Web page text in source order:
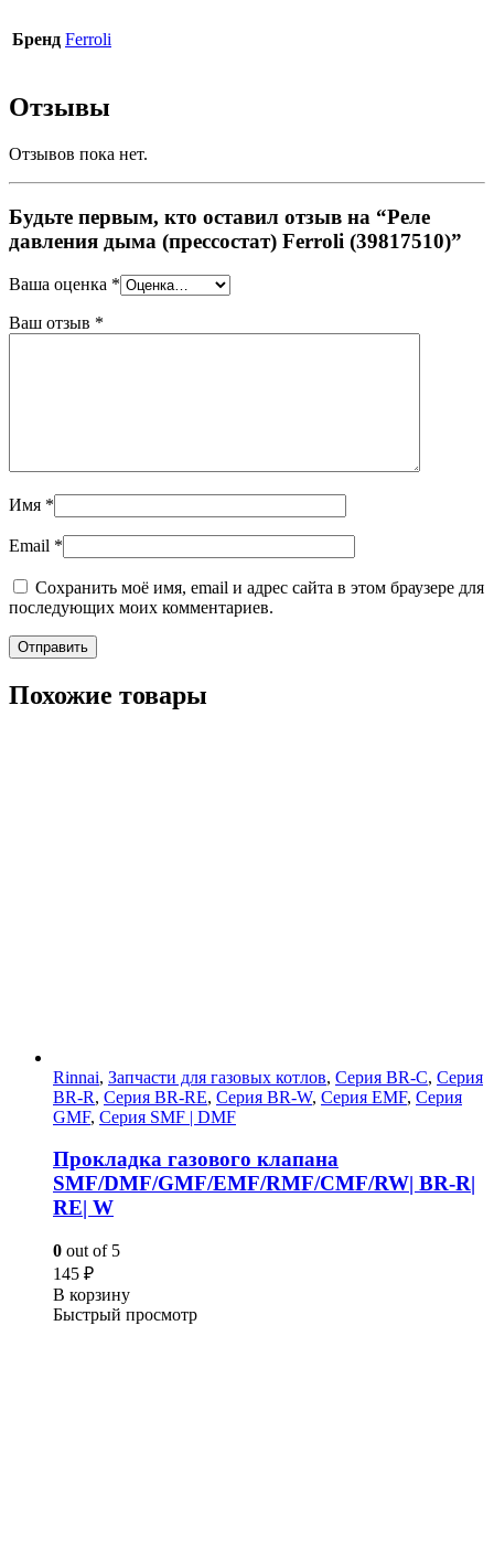
Бренд Ferroli
Отзывы
Отзывов пока нет.
Будьте первым, кто оставил отзыв на “Реле
давления дыма (прессостат) Ferroli (39817510)”
Ваша оценка *
Ваш отзыв *
Имя *
Email *
Сохранить моё имя, email и адрес сайта в этом браузере для
последующих моих комментариев.
Похожие товары
Rinnai, Запчасти для газовых котлов, Серия BR-C, Серия
BR-R, Серия BR-RE, Серия BR-W, Серия EMF, Серия
GMF, Серия SMF | DMF
Прокладка газового клапана
SMF/DMF/GMF/EMF/RMF/CMF/RW| BR-R|
RE| W
0 out of 5
145 ₽
В корзину
Быстрый просмотр